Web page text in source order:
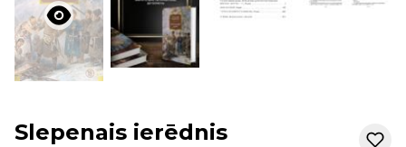
Slepenais ierēdnis